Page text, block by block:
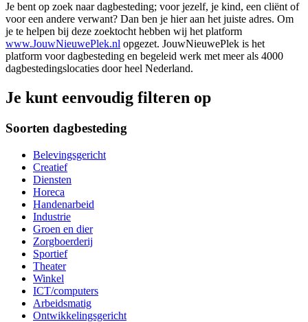
Je bent op zoek naar dagbesteding; voor jezelf, je kind, een cliënt of
voor een andere verwant? Dan ben je hier aan het juiste adres. Om
je te helpen bij deze zoektocht hebben wij het platform
www.JouwNieuwePlek.nl opgezet. JouwNieuwePlek is het
platform voor dagbesteding en begeleid werk met meer als 4000
dagbestedingslocaties door heel Nederland.
Je kunt eenvoudig filteren op
Soorten dagbesteding
Belevingsgericht
Creatief
Diensten
Horeca
Handenarbeid
Industrie
Groen en dier
Zorgboerderij
Sportief
Theater
Winkel
ICT/computers
Arbeidsmatig
Ontwikkelingsgericht